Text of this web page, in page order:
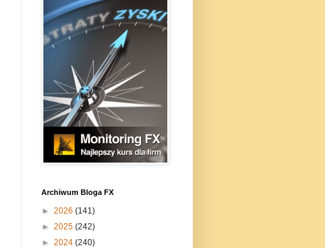
Archiwum Bloga FX
► 2026 (141)
► 2025 (242)
► 2024 (240)